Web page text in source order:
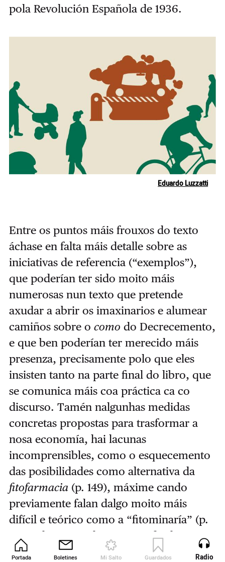
Portada Boletines Mi Salto Guardados Revista
pola Revolución Española de 1936.
Eduardo Luzzatti
Entre os puntos máis frouxos do texto
áchase en falta máis detalle sobre as
iniciativas de referencia (“exemplos”),
que poderían ter sido moito máis
numerosas nun texto que pretende
axudar a abrir os imaxinarios e alumear
camiños sobre o como do Decrecemento,
e que ben poderían ter merecido máis
presenza, precisamente polo que eles
insisten tanto na parte final do libro, que
se comunica máis coa práctica ca co
discurso. Tamén nalgunhas medidas
concretas propostas para trasformar a
nosa economía, hai lacunas
incomprensibles, como o esquecemento
das posibilidades como alternativa da
fitofarmacia(p. 149), máxime cando
previamente falan dalgo moito máis
difícil e teórico como a “fitominaría” (p.
125). Algún tipo de esquema final que
resumise as medidas propostas por
Radio